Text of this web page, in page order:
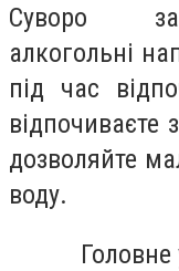
Суворо
алкогольні
під час
відпочиваєте
дозволяйте
воду.